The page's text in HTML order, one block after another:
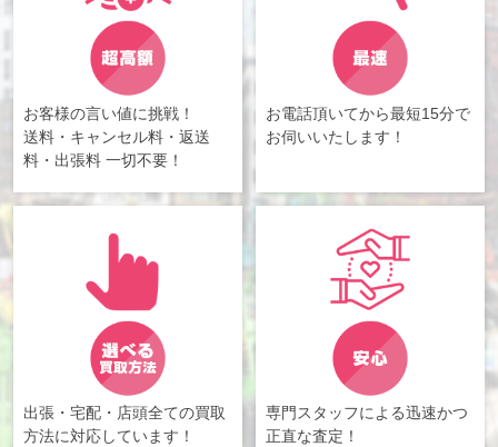
お客様の言い値に挑戦！
送料・キャンセル料・返送
料・出張料 一切不要！
お電話頂いてから最短15分で
お伺いいたします！
出張・宅配・店頭全ての買取
方法に対応しています！
専門スタッフによる迅速かつ
正直な査定！